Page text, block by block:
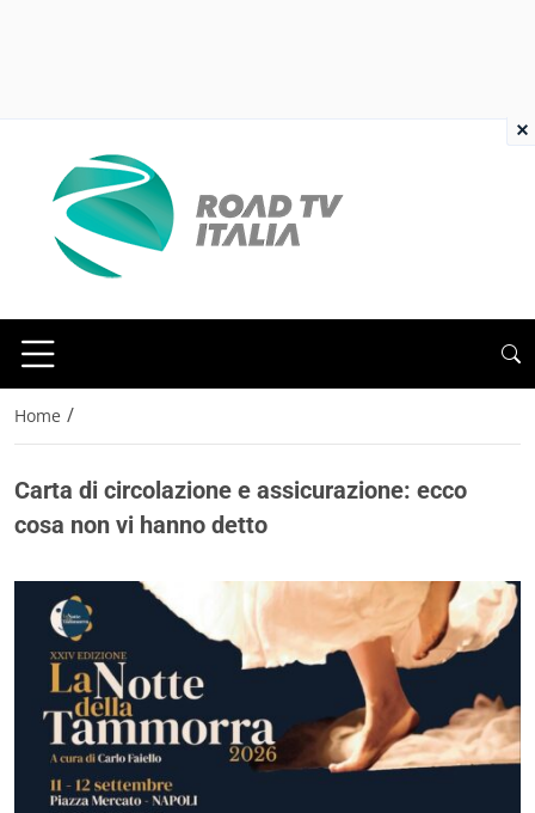
Home /
Carta di circolazione e assicurazione: ecco
cosa non vi hanno detto
×